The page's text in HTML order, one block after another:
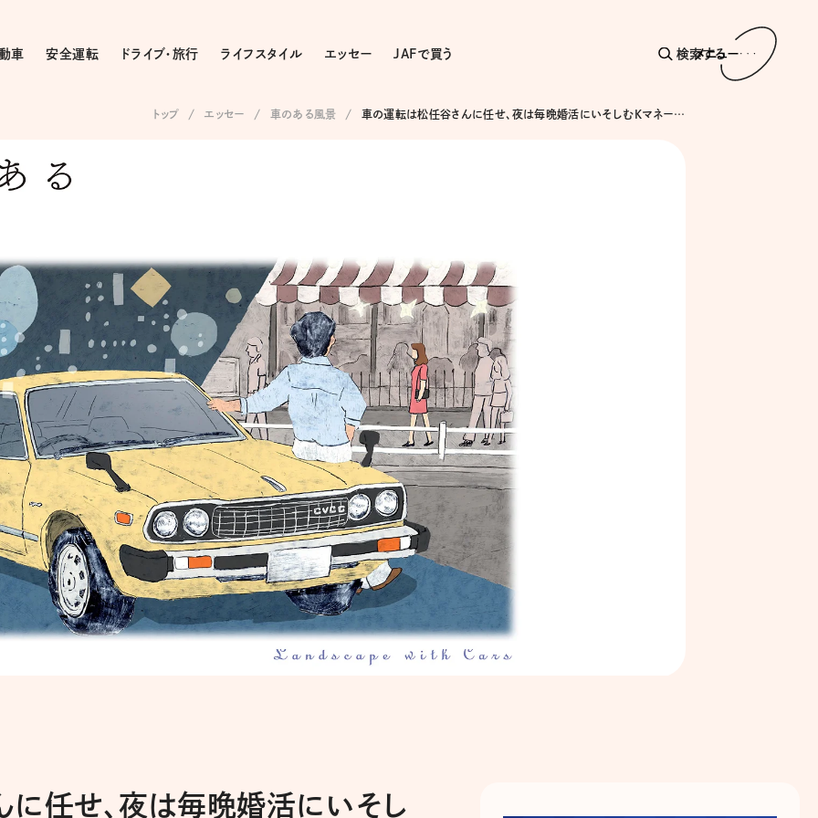
車 安全運転 ドライブ・旅行 ライフスタイル エッセー JAFで買う 検索する
メニュー
トップ エッセー 車のある風景 車の運転は松任谷さんに任せ、夜は毎晩婚活にいそしむKマネージャーって一体どんな人?
任せ、夜は毎晩婚活にいそし